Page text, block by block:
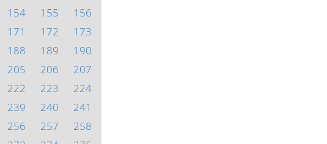
154 155
156
171 172
173
188 189
190
205 206
207
222 223
224
239 240
241
256 257
258